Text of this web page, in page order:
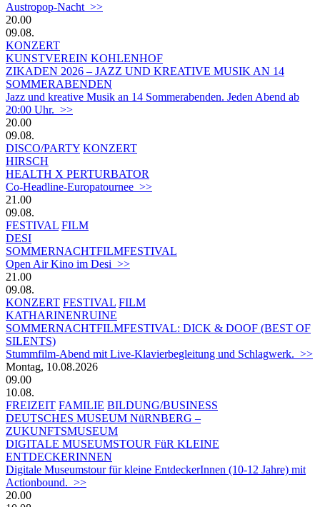
Austropop-Nacht >>
20.00
09.08.
KONZERT
KUNSTVEREIN KOHLENHOF
ZIKADEN 2026 – JAZZ UND KREATIVE MUSIK AN 14
SOMMERABENDEN
Jazz und kreative Musik an 14 Sommerabenden. Jeden Abend ab
20:00 Uhr. >>
20.00
09.08.
DISCO/PARTY KONZERT
HIRSCH
HEALTH X PERTURBATOR
Co-Headline-Europatournee >>
21.00
09.08.
FESTIVAL FILM
DESI
SOMMERNACHTFILMFESTIVAL
Open Air Kino im Desi >>
21.00
09.08.
KONZERT FESTIVAL FILM
KATHARINENRUINE
SOMMERNACHTFILMFESTIVAL: DICK & DOOF (BEST OF
SILENTS)
Stummfilm-Abend mit Live-Klavierbegleitung und Schlagwerk. >>
Montag, 10.08.2026
09.00
10.08.
FREIZEIT FAMILIE BILDUNG/BUSINESS
DEUTSCHES MUSEUM NüRNBERG –
ZUKUNFTSMUSEUM
DIGITALE MUSEUMSTOUR FüR KLEINE
ENTDECKERINNEN
Digitale Museumstour für kleine EntdeckerInnen (10-12 Jahre) mit
Actionbound. >>
20.00